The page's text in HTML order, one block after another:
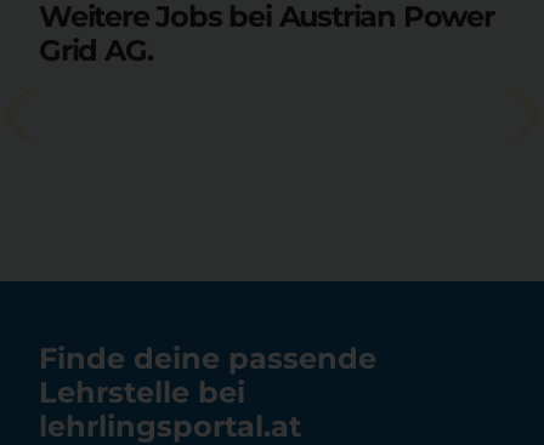
Weitere Jobs bei Austrian Power
Grid AG.
Finde deine passende
Lehrstelle bei
lehrlingsportal.at